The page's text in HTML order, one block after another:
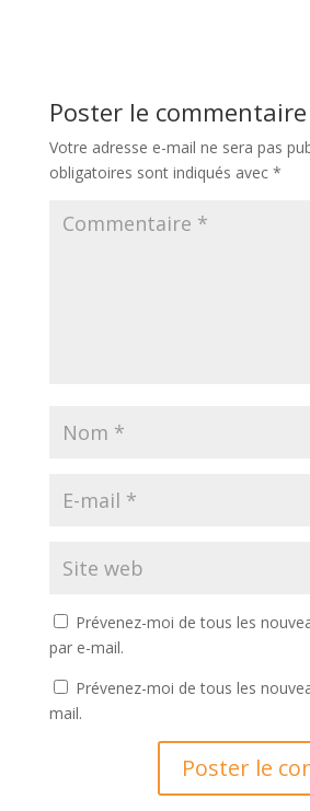
Poster le commentaire
Votre adresse e-mail ne sera pas
obligatoires sont indiqués avec *
Prévenez-moi de tous les
par e-mail.
Prévenez-moi de tous les
mail.